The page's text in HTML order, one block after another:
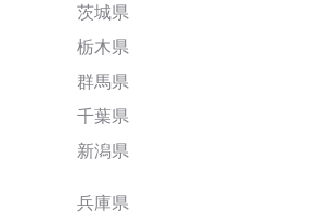
茨城県
栃木県
群馬県
千葉県
新潟県
兵庫県